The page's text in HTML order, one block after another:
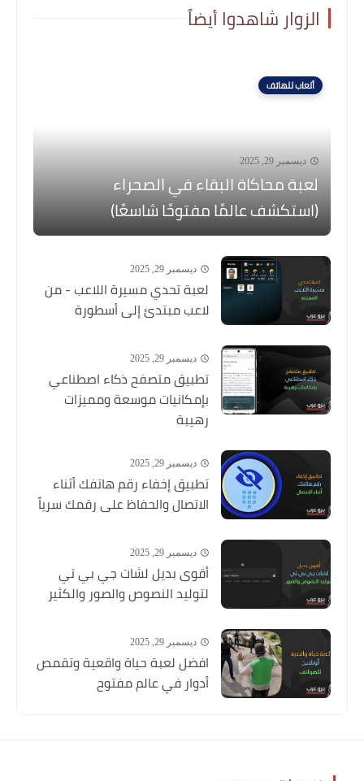
الزوار شاهدوا أيضاً
ألعاب للهاتف
ديسمبر 29, 2025
لعبة محاكاة البقاء في الصحراء
(استكشف عالمًا مفتوحًا شاسعًا)
ديسمبر 29, 2025
لعبة تحدي مسيرة اللاعب - من
لاعب مبتدئ إلى أسطورة
ديسمبر 29, 2025
تطبيق متصفح ذكاء اصطناعي
بإمكانيات موسعة ومميزات
رهيبة
ديسمبر 29, 2025
تطبيق إخفاء رقم هاتفك أثناء
الاتصال والحفاظ على رقمك سرياً
ديسمبر 29, 2025
أقوى بديل لشات جي بي تي
لتوليد النصوص والصور والكثير
ديسمبر 29, 2025
افضل لعبة حياة واقعية وتقمص
أدوار في عالم مفتوح